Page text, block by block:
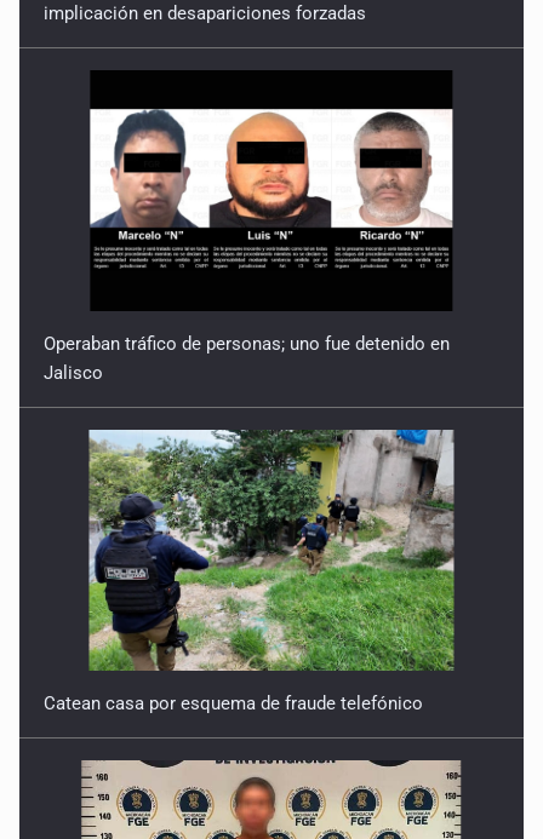
implicación en desapariciones forzadas
Operaban tráfico de personas; uno fue detenido en
Jalisco
Catean casa por esquema de fraude telefónico